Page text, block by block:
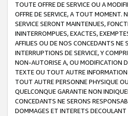
TOUTE OFFRE DE SERVICE OU A
OFFRE DE SERVICE, A TOUT MOMENT.
SERVICE SERONT MAINTENUES,
ININTERROMPUES, EXACTES,
AFFILIES OU DE NOS CONCEDANTS NE
INTERRUPTIONS DE SERVICE, Y
NON-AUTORISE A, OU MODIFICATION
TEXTE OU TOUT AUTRE
TOUT AUTRE PERSONNE PHYSIQUE
QUELCONQUE GARANTIE NON
CONCEDANTS NE SERONS
DOMMAGES ET INTERETS